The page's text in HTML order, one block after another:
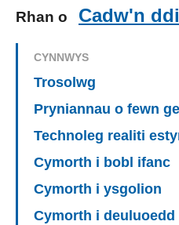
Rhan o Cadw'n
CYNNWYS
Trosolwg
Pryniannau o fewn
Technoleg realiti
Cymorth i bobl ifanc
Cymorth i ysgolion
Cymorth i deuluoedd